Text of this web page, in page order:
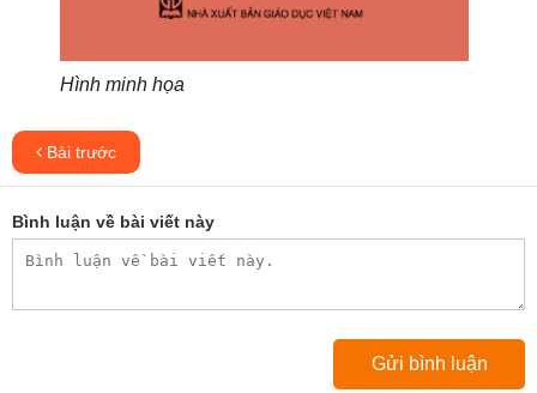
Hình minh họa
Bài trước
Bình luận về bài viết này